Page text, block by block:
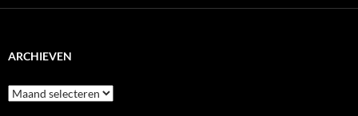
ARCHIEVEN
Archieven